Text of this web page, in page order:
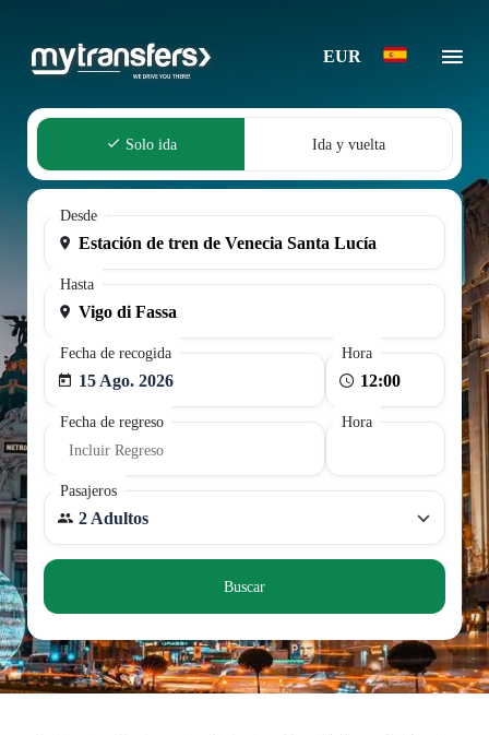
EUR
Solo ida Ida y vuelta
Desde
Hasta
Fecha de recogida
15 Ago. 2026
Hora
Fecha de regreso
Incluir Regreso
Hora
Pasajeros
2 Adultos
Buscar